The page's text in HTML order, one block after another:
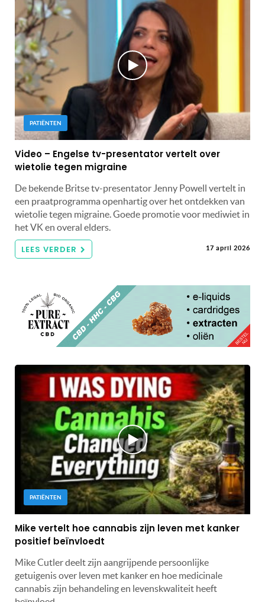
PATIËNTEN
Video – Engelse tv-presentator vertelt over
wietolie tegen migraine
De bekende Britse tv-presentator Jenny Powell vertelt in
een praatprogramma openhartig over het ontdekken van
wietolie tegen migraine. Goede promotie voor mediwiet in
het VK en overal elders.
LEES VERDER 17 april 2026
PATIËNTEN
Mike vertelt hoe cannabis zijn leven met kanker
positief beïnvloedt
Mike Cutler deelt zijn aangrijpende persoonlijke
getuigenis over leven met kanker en hoe medicinale
cannabis zijn behandeling en levenskwaliteit heeft